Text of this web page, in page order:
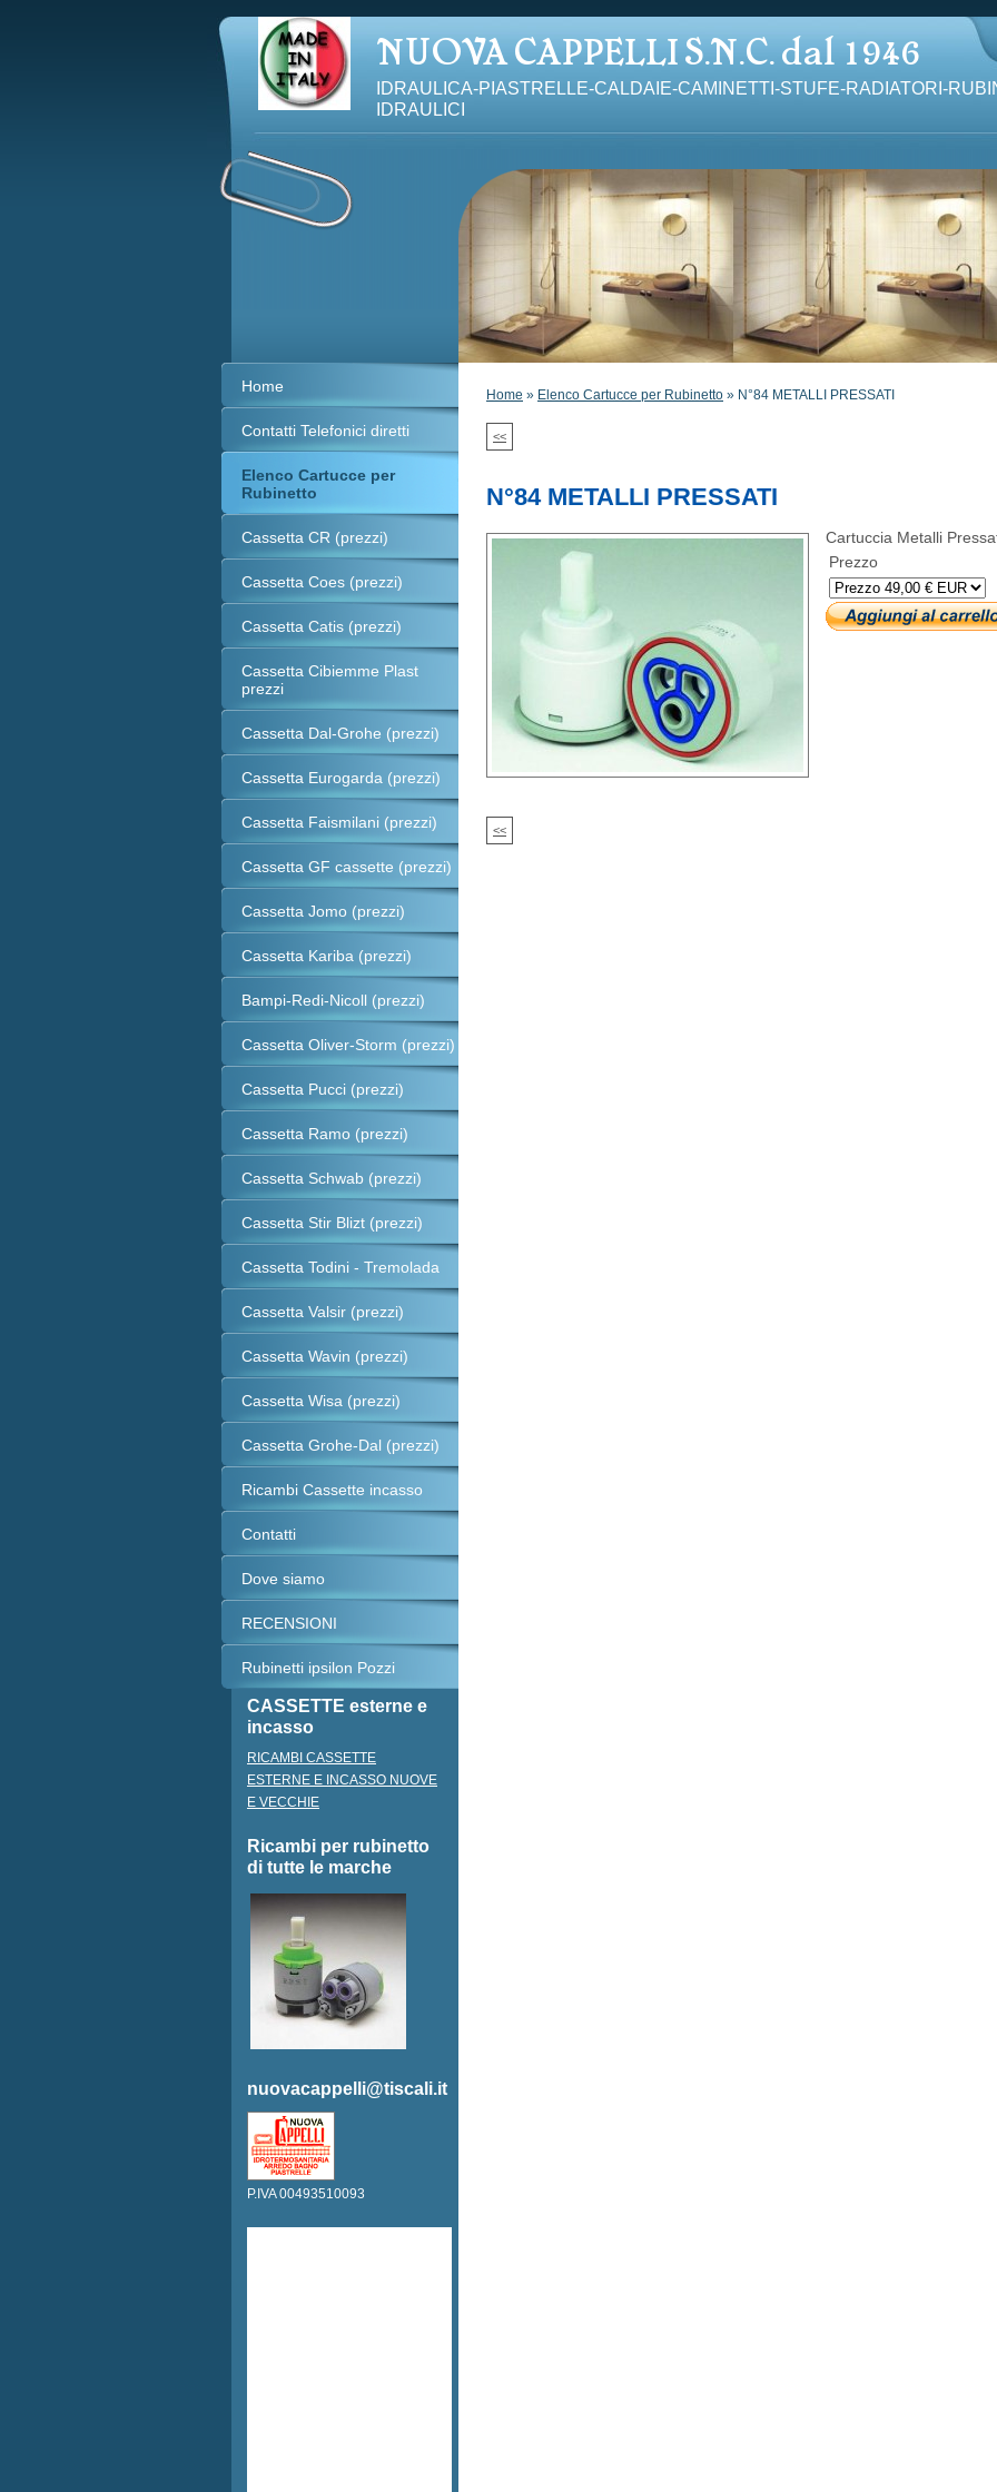
IDRAULICA-PIASTRELLE-CALDAIE-CAMINETTI-STUFE-RADIATORI-
IDRAULICI
Home » Elenco Cartucce per Rubinetto » N°84 METALLI PRESSATI
<<
N°84 METALLI PRESSATI
Cartuccia Metalli
Prezzo
<<
Home
Contatti Telefonici diretti
Elenco Cartucce per
Rubinetto
Cassetta CR (prezzi)
Cassetta Coes (prezzi)
Cassetta Catis (prezzi)
Cassetta Cibiemme Plast
prezzi
Cassetta Dal-Grohe (prezzi)
Cassetta Eurogarda (prezzi)
Cassetta Faismilani (prezzi)
Cassetta GF cassette (prezzi)
Cassetta Jomo (prezzi)
Cassetta Kariba (prezzi)
Bampi-Redi-Nicoll (prezzi)
Cassetta Oliver-Storm (prezzi)
Cassetta Pucci (prezzi)
Cassetta Ramo (prezzi)
Cassetta Schwab (prezzi)
Cassetta Stir Blizt (prezzi)
Cassetta Todini - Tremolada
Cassetta Valsir (prezzi)
Cassetta Wavin (prezzi)
Cassetta Wisa (prezzi)
Cassetta Grohe-Dal (prezzi)
Ricambi Cassette incasso
Contatti
Dove siamo
RECENSIONI
Rubinetti ipsilon Pozzi
CASSETTE esterne e
incasso
RICAMBI CASSETTE
ESTERNE E INCASSO NUOVE
E VECCHIE
Ricambi per rubinetto
di tutte le marche
nuovacappelli@tiscali.it
P.IVA 00493510093